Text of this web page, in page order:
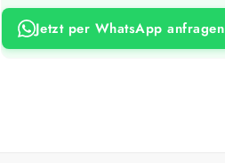
Jetzt per WhatsApp anfragen